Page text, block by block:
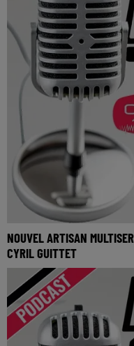
NOUVEL ARTISAN
CYRIL GUITTET
Nouvel artisan
Guittet